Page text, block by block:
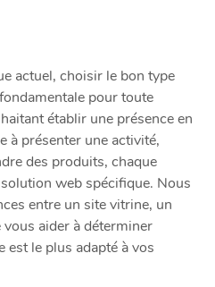
actuel, choisir le bon type
pour toute
établir une présence en
à présenter une activité,
des produits, chaque
web spécifique. Nous
entre un site vitrine, un
aider à déterminer
le plus adapté à vos